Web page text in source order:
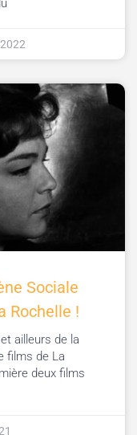
Sociale
Rochelle !
ailleurs de la
films de La
deux films